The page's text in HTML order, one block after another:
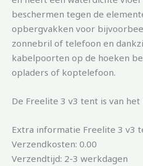
beschermen tegen de
opbergvakken voor
zonnebril of telefoon en
kabelpoorten op de hoeken
opladers of koptelefoon.
De Freelite 3 v3 tent is van
Extra informatie Freelite 3 v3
Verzendkosten: 0.00
Verzendtijd: 2-3 werkdagen